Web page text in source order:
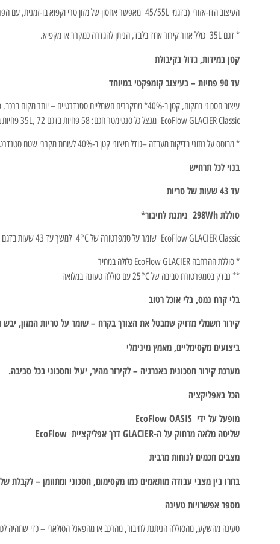
העיצוב הדו-אזורי (בדגמי 45/55L מאפשר אחסון של מזון טרי וקפוא בו-זמנית, עם הפרש טמפרטורה של עד 22°C בין התאים. חיישנים מתקדמים שומרים על דיוק של ±1°C לשמירה מרבית על הטריות.
* דגם 35L כולל אזור קירור אחד בלבד, הניתן להגדרה כמקרר או מקפיא.
קטן במידות, גדול בקיבולת
עד 90 פחיות – בעיצוב קומפקטי במיוחד
עיצוב חסכוני במקום, קטן ב-40%* ממקררים חשמליים סטנדרטיים – יותר מקום ברכב, פחות עומס.
EcoFlow GLACIER Classic מנצל כל סנטימטר חכם: 58 פחיות בדגם 35L, 72 פחיות בדגם 45L, ו90 פחיות בדגם 55L מבלי לוותר על מראה נקי ומידות נוחות.
* מבוסס על נתוני בדיקות מעבדה –גודל חיצוני קטן ב-40% לעומת מקררי שטח סטנדרטיים.
בנוי לכל תרחיש
עד 43 שעות של טריות
סוללת 298Wh ניתנת לחיבור*
EcoFlow GLACIER Classic שומר על טמפרטורה של 4°C למשך עד 43 שעות בדגם 35L, ועד 39 שעות בדגמי 45L ו-55L** – אידיאלי לשטח, לקמפינג או כהקפאה מגובה בזמן הפסקת חשמל.
* סוללת ההרחבה EcoFlow GLACIER כלולה במחיר
** נבדק בטמפרטורת סביבה של 25°C עם סוללה טעונה במלואה
בלי קרח נמס, בלי אוכל רטוב
קירור חשמלי מדויק שמבטל את הצורך בקרח – שומר על טריות המזון, יבש
ביצועים מקסימליים, מאמץ מינימלי
מערכת קירור חסכונית באנרגיה – לקירור מהיר, יעיל וחסכוני בכל סביבה.
הכל באפליקציה
מופעל על ידי EcoFlow OASIS
שליטה מלאה מרחוק על ה-GLACIER דרך אפליקציית EcoFlow
מצבים חכמים לנוחות מרבית
בחרו בין מצבי עבודה מותאמים כמו מקסימום, חסכוני ומתוזמן – לקבלת
מספר אפשרויות טעינה
טעינה מהשקע, מהסוללה הניתנת לחיבור, מהרכב או מהפאנל הסולארי – כדי שתהיה